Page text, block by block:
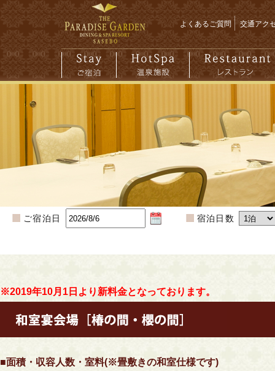
よくあるご質問 交通アク
ご宿泊日 宿泊日数
※2019年10月1日より新料金となっております。
■面積・収容人数・室料(※畳敷きの和室仕様です)